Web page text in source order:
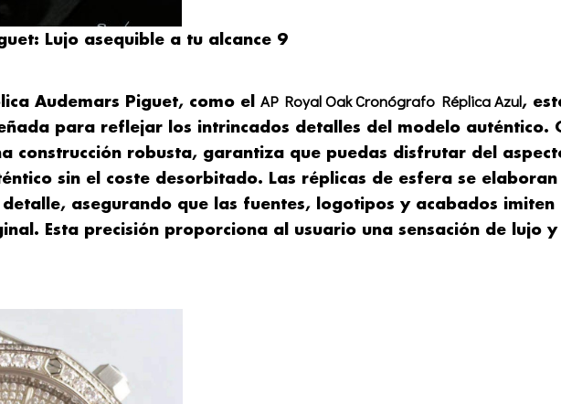
Lujo asequible a tu alcance 9
Audemars Piguet, como el AP Royal Oak Cronógrafo Réplica Azul,
para reflejar los intrincados detalles del modelo auténtico.
construcción robusta, garantiza que puedas disfrutar del
sin el coste desorbitado. Las réplicas de esfera se elaboran
asegurando que las fuentes, logotipos y acabados imiten
Esta precisión proporciona al usuario una sensación de lujo y